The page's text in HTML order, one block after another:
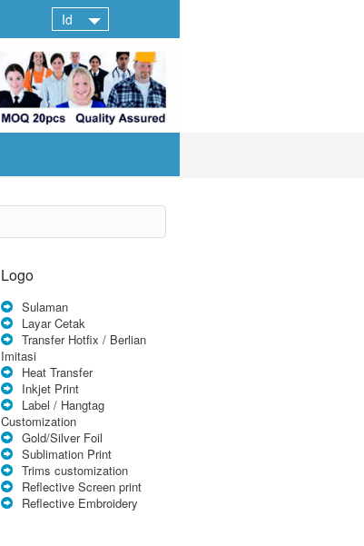
Id
Logo
Sulaman
Layar Cetak
Transfer Hotfix / Berlian
Imitasi
Heat Transfer
Inkjet Print
Label / Hangtag
Customization
Gold/Silver Foil
Sublimation Print
Trims customization
Reflective Screen print
Reflective Embroidery